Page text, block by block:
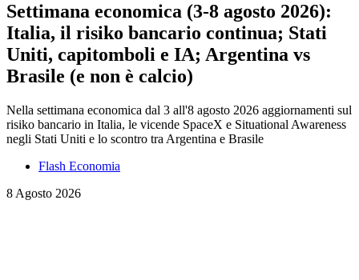
Settimana economica (3-8 agosto 2026):
Italia, il risiko bancario continua; Stati
Uniti, capitomboli e IA; Argentina vs
Brasile (e non è calcio)
Nella settimana economica dal 3 all'8 agosto 2026 aggiornamenti sul
risiko bancario in Italia, le vicende SpaceX e Situational Awareness
negli Stati Uniti e lo scontro tra Argentina e Brasile
Flash Economia
8 Agosto 2026